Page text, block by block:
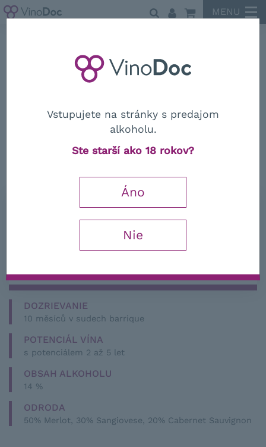
MENU
−
DOZRIEVANIE
10 měsíců v sudech barrique
POTENCIÁL VÍNA
s potenciálem 2 až 5 let
OBSAH ALKOHOLU
14 %
ODRODA
50% Merlot, 30% Sangiovese, 20% Cabernet Sauvignon
Vstupujete na stránky s predajom
alkoholu.
Ste starší ako 18 rokov?
Áno
Nie